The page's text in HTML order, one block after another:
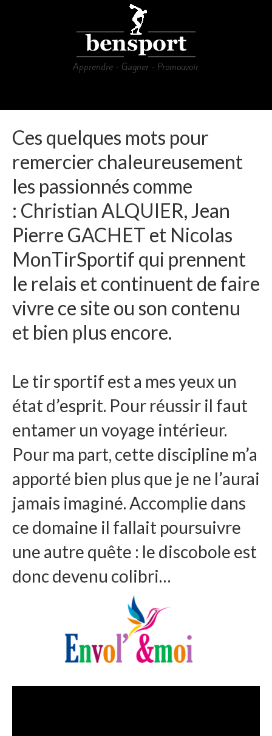
Apprendre - Gagner - Promouvoir
Agend’armes
Débuter et se perfectionner
Psycho : Voyage intérieur
Ces quelques mots pour
remercier chaleureusement
les passionnés comme
: Christian ALQUIER, Jean
Pierre GACHET et Nicolas
MonTirSportif qui prennent
le relais et continuent de faire
vivre ce site ou son contenu
et bien plus encore.
Le tir sportif est a mes yeux un
état d’esprit. Pour réussir il faut
entamer un voyage intérieur.
Pour ma part, cette discipline m’a
apporté bien plus que je ne l’aurai
jamais imaginé. Accomplie dans
ce domaine il fallait poursuivre
une autre quête : le discobole est
donc devenu colibri…